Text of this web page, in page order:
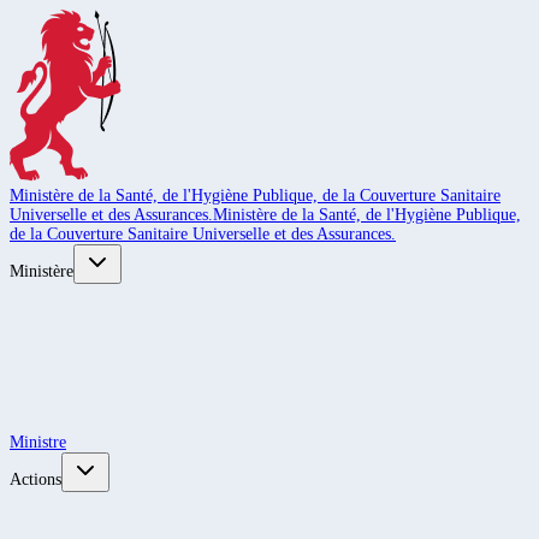
Ministère de la Santé, de l'Hygiène Publique, de la Couverture Sanitaire
Universelle et des Assurances.Ministère de la Santé, de l'Hygiène Publique,
de la Couverture Sanitaire Universelle et des Assurances.
Ministère
Ministre
Actions